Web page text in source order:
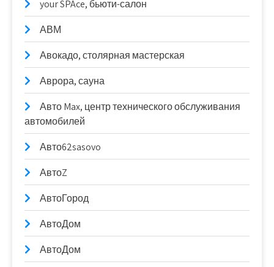
your SPAce, бьюти-салон
АВМ
Авокадо, столярная мастерская
Аврора, сауна
Авто Max, центр технического обслуживания
автомобилей
Авто62sasovo
АвтоZ
АвтоГород
АвтоДом
АвтоДом